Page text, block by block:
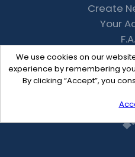
We use cookies on our
experience by remembering
By clicking “Accept”, you
Create
Your